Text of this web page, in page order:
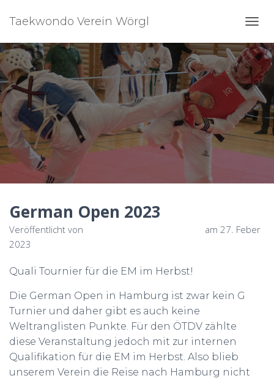
Taekwondo Verein Wörgl
A
V
I
G
A
T
I
O
N
C
T
German Open 2023
Veröffentlicht von am 27. Feber
2023
Quali Tournier für die EM im Herbst!
Die German Open in Hamburg ist zwar kein G
Turnier und daher gibt es auch keine
Weltranglisten Punkte. Für den ÖTDV zählte
diese Veranstaltung jedoch mit zur internen
Qualifikation für die EM im Herbst. Also blieb
unserem Verein die Reise nach Hamburg nicht